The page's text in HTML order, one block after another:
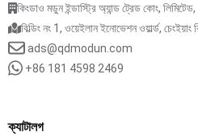
কিংডাও মডুন ইন্ডাস্ট্রি অ্যান্ড ট্রেড কোং, লিমিটেড,
বিল্ডিং নং 1, ওয়েইলান ইনোভেশন ওয়ার্ল্ড, চেংইয়াং
ads@qdmodun.com
+86 181 4598 2469
ক্যাটালগ